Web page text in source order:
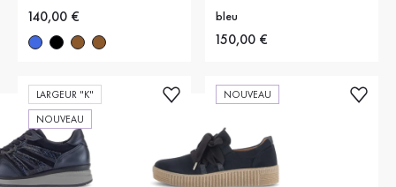
Nouveau prix
140,00 € bleu
Nouveau prix
150,00 €
LARGEUR "K"
NOUVEAU
NOUVEAU